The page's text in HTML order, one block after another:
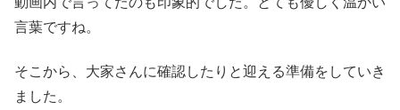
言葉ですね。
そこから、大家さんに確認したりと迎える準備をしていき
ました。